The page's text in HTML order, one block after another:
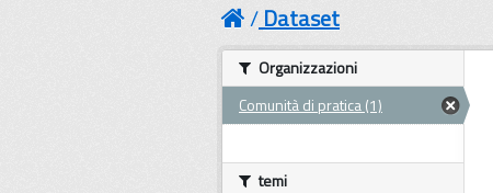
Dataset
Organizzazioni
Comunità di pratica (1)
temi